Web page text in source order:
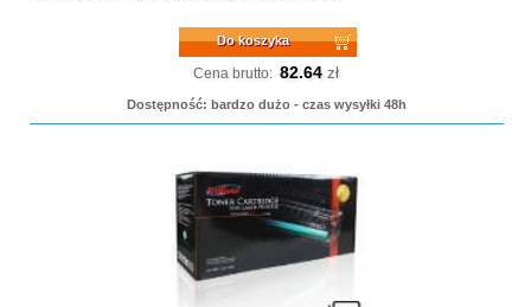
Do koszyka
Cena brutto: 82.64 zł
Dostępność: bardzo dużo - czas wysyłki 48h